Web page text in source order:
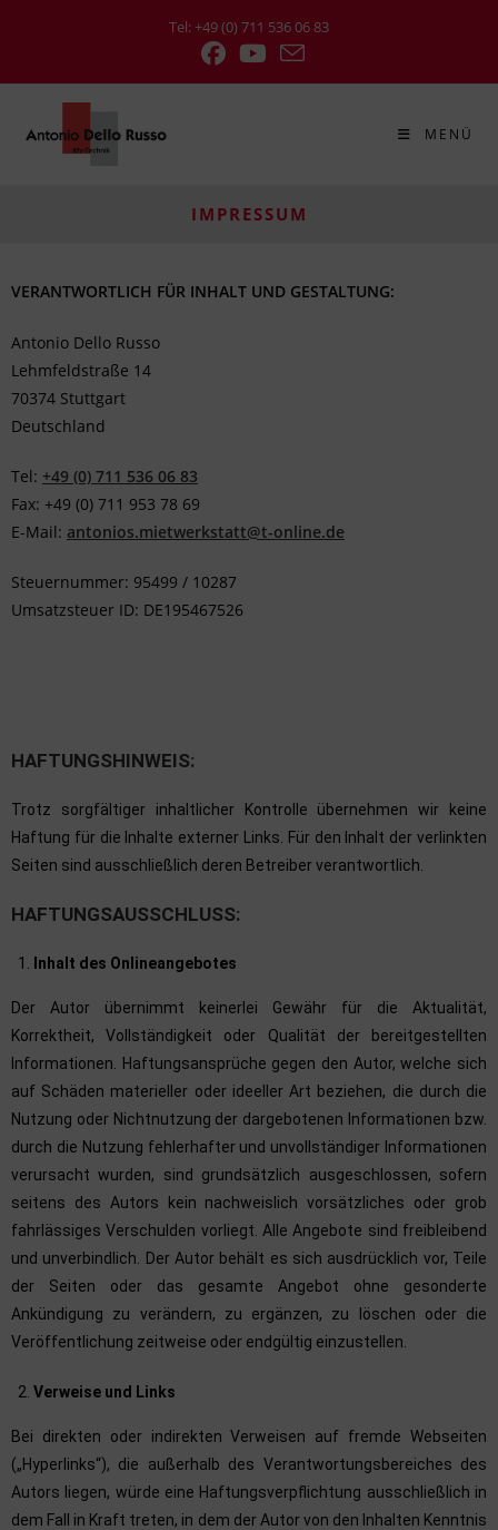
Tel: +49 (0) 711 536 06 83
MENÜ
IMPRESSUM
VERANTWORTLICH FÜR INHALT UND GESTALTUNG:
Antonio Dello Russo
Lehmfeldstraße 14
70374 Stuttgart
Deutschland
Tel: +49 (0) 711 536 06 83
Fax: +49 (0) 711 953 78 69
E-Mail: antonios.mietwerkstatt@t-online.de
Steuernummer: 95499 / 10287
Umsatzsteuer ID: DE195467526
HAFTUNGSHINWEIS:
Trotz sorgfältiger inhaltlicher Kontrolle übernehmen wir keine
Haftung für die Inhalte externer Links. Für den Inhalt der verlinkten
Seiten sind ausschließlich deren Betreiber verantwortlich.
HAFTUNGSAUSSCHLUSS:
Inhalt des Onlineangebotes
Der Autor übernimmt keinerlei Gewähr für die Aktualität,
Korrektheit, Vollständigkeit oder Qualität der bereitgestellten
Informationen. Haftungsansprüche gegen den Autor, welche sich
auf Schäden materieller oder ideeller Art beziehen, die durch die
Nutzung oder Nichtnutzung der dargebotenen Informationen bzw.
durch die Nutzung fehlerhafter und unvollständiger Informationen
verursacht wurden, sind grundsätzlich ausgeschlossen, sofern
seitens des Autors kein nachweislich vorsätzliches oder grob
fahrlässiges Verschulden vorliegt. Alle Angebote sind freibleibend
und unverbindlich. Der Autor behält es sich ausdrücklich vor, Teile
der Seiten oder das gesamte Angebot ohne gesonderte
Ankündigung zu verändern, zu ergänzen, zu löschen oder die
Veröffentlichung zeitweise oder endgültig einzustellen.
Verweise und Links
Bei direkten oder indirekten Verweisen auf fremde Webseiten
(„Hyperlinks“), die außerhalb des Verantwortungsbereiches des
Autors liegen, würde eine Haftungsverpflichtung ausschließlich in
dem Fall in Kraft treten, in dem der Autor von den Inhalten Kenntnis